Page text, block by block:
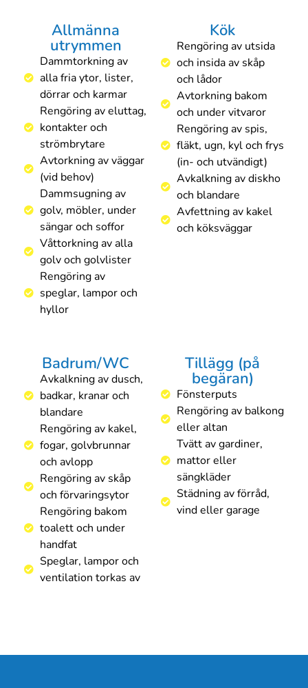
Allmänna
utrymmen
Dammtorkning av
alla fria ytor, lister,
dörrar och karmar
Rengöring av eluttag,
kontakter och
strömbrytare
Avtorkning av väggar
(vid behov)
Dammsugning av
golv, möbler, under
sängar och soffor
Våttorkning av alla
golv och golvlister
Rengöring av
speglar, lampor och
hyllor
Kök
Rengöring av utsida
och insida av skåp
och lådor
Avtorkning bakom
och under vitvaror
Rengöring av spis,
fläkt, ugn, kyl och frys
(in- och utvändigt)
Avkalkning av diskho
och blandare
Avfettning av kakel
och köksväggar
Badrum/WC
Avkalkning av dusch,
badkar, kranar och
blandare
Rengöring av kakel,
fogar, golvbrunnar
och avlopp
Rengöring av skåp
och förvaringsytor
Rengöring bakom
toalett och under
handfat
Speglar, lampor och
ventilation torkas av
Tillägg (på
begäran)
Fönsterputs
Rengöring av balkong
eller altan
Tvätt av gardiner,
mattor eller
sängkläder
Städning av förråd,
vind eller garage